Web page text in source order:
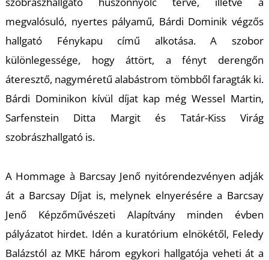
megvalósuló, nyertes pályamű, Bárdi Dominik végzős
hallgató Fénykapu című alkotása. A szobor
különlegessége, hogy áttört, a fényt derengőn
áteresztő, nagyméretű alabástrom tömbből faragták ki.
Bárdi Dominikon kívül díjat kap még Wessel Martin,
Sarfenstein Ditta Margit és Tatár-Kiss Virág
szobrászhallgató is.
A Hommage à Barcsay Jenő nyitórendezvényen adják
át a Barcsay Díjat is, melynek elnyerésére a Barcsay
Jenő Képzőművészeti Alapítvány minden évben
pályázatot hirdet. Idén a kuratórium elnökétől, Feledy
Balázstól az MKE három egykori hallgatója veheti át a